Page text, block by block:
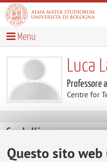
Questo sito
Menu
Luca
Professore
Centre for
Contatti
E-mail: